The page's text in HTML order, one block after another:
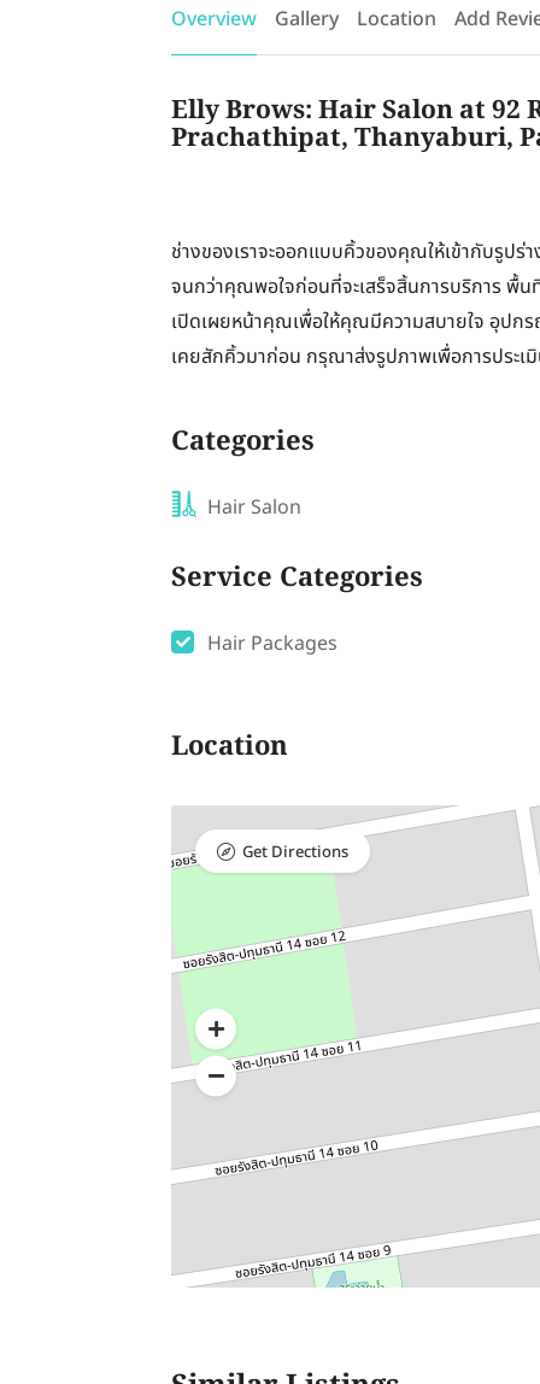
Overview Gallery Location Add
Elly Brows: Hair Salon at 92
Prachathipat, Thanyaburi,
ช่างของเราจะออกแบบคิ้วของคุณให้เข้ากับรูป
จนกว่าคุณพอใจก่อนที่จะเสร็จสิ้นการบริการ พื้น
เปิดเผยหน้าคุณเพื่อให้คุณมีความสบายใจ อุปก
เคยสักคิ้วมาก่อน กรุณาส่งรูปภาพเพื่อการประ
Categories
Hair Salon
Service Categories
Hair Packages
Location
Get Directions